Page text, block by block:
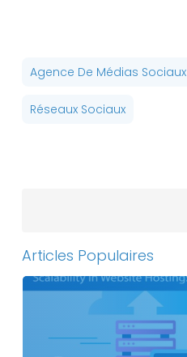
Agence De Médias Sociaux
Réseaux Sociaux
Articles Populaires